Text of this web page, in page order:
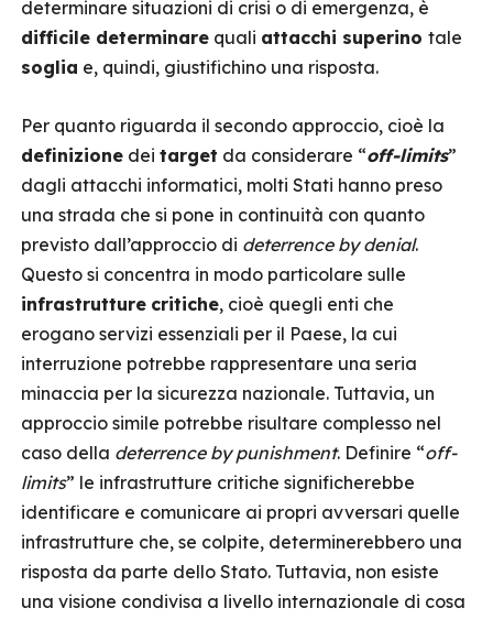
determinare situazioni di crisi o di emergenza, è
difficile determinare quali attacchi superino tale
soglia e, quindi, giustifichino una risposta.
Per quanto riguarda il secondo approccio, cioè la
definizione dei target da considerare “off-limits”
dagli attacchi informatici, molti Stati hanno preso
una strada che si pone in continuità con quanto
previsto dall’approccio di deterrence by denial.
Questo si concentra in modo particolare sulle
infrastrutture critiche, cioè quegli enti che
erogano servizi essenziali per il Paese, la cui
interruzione potrebbe rappresentare una seria
minaccia per la sicurezza nazionale. Tuttavia, un
approccio simile potrebbe risultare complesso nel
caso della deterrence by punishment. Definire “off-
limits” le infrastrutture critiche significherebbe
identificare e comunicare ai propri avversari quelle
infrastrutture che, se colpite, determinerebbero una
risposta da parte dello Stato. Tuttavia, non esiste
una visione condivisa a livello internazionale di cosa